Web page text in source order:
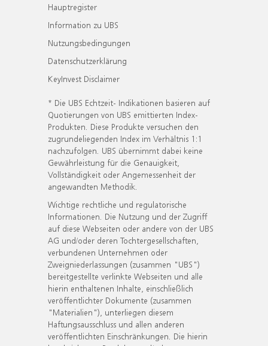
Hauptregister
Information zu UBS
Nutzungsbedingungen
Datenschutzerklärung
KeyInvest Disclaimer
* Die UBS Echtzeit- Indikationen basieren auf
Quotierungen von UBS emittierten Index-
Produkten. Diese Produkte versuchen den
zugrundeliegenden Index im Verhältnis 1:1
nachzufolgen. UBS übernimmt dabei keine
Gewährleistung für die Genauigkeit,
Vollständigkeit oder Angemessenheit der
angewandten Methodik.
Wichtige rechtliche und regulatorische
Informationen. Die Nutzung und der Zugriff
auf diese Webseiten oder andere von der UBS
AG und/oder deren Tochtergesellschaften,
verbundenen Unternehmen oder
Zweigniederlassungen (zusammen "UBS")
bereitgestellte verlinkte Webseiten und alle
hierin enthaltenen Inhalte, einschließlich
veröffentlichter Dokumente (zusammen
"Materialien"), unterliegen diesem
Haftungsausschluss und allen anderen
veröffentlichten Einschränkungen. Die hierin